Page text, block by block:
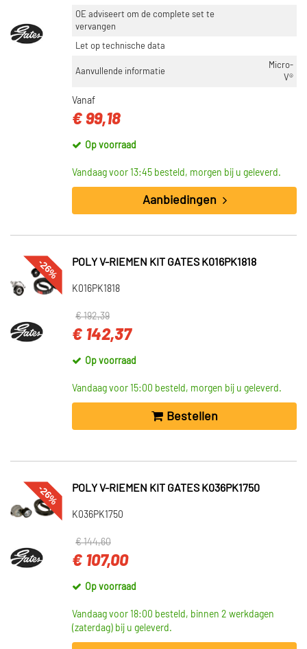
OE adviseert om de complete set te
vervangen
Let op technische data
Aanvullende informatie
Micro-
V®
Vanaf
€ 99,18
Op voorraad
Vandaag voor 13:45 besteld, morgen bij u geleverd.
Aanbiedingen
-26% POLY V-RIEMEN KIT GATES K016PK1818
K016PK1818
€ 192,39
€ 142,37
Op voorraad
Vandaag voor 15:00 besteld, morgen bij u geleverd.
Bestellen
-26% POLY V-RIEMEN KIT GATES K036PK1750
K036PK1750
€ 144,60
€ 107,00
Op voorraad
Vandaag voor 18:00 besteld, binnen 2 werkdagen
(zaterdag) bij u geleverd.